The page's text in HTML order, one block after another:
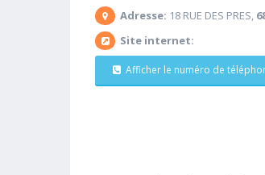
Adresse: 18 RUE DES PRES,
Site internet:
Afficher le numéro de